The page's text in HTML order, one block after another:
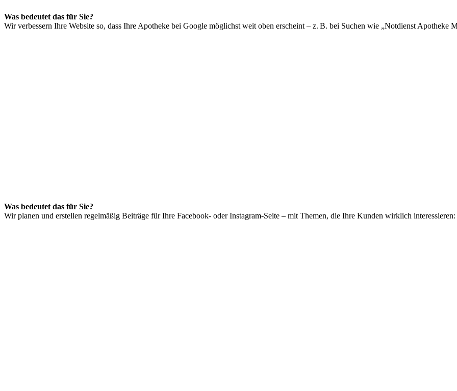
Was bedeutet das für Sie?
Wir verbessern Ihre Website so, dass Ihre Apotheke bei Google möglichst weit oben erscheint – z. B. bei Suchen wie „Notdienst Apotheke
Was bedeutet das für Sie?
Wir planen und erstellen regelmäßig Beiträge für Ihre Facebook- oder Instagram-Seite – mit Themen, die Ihre Kunden wirklich